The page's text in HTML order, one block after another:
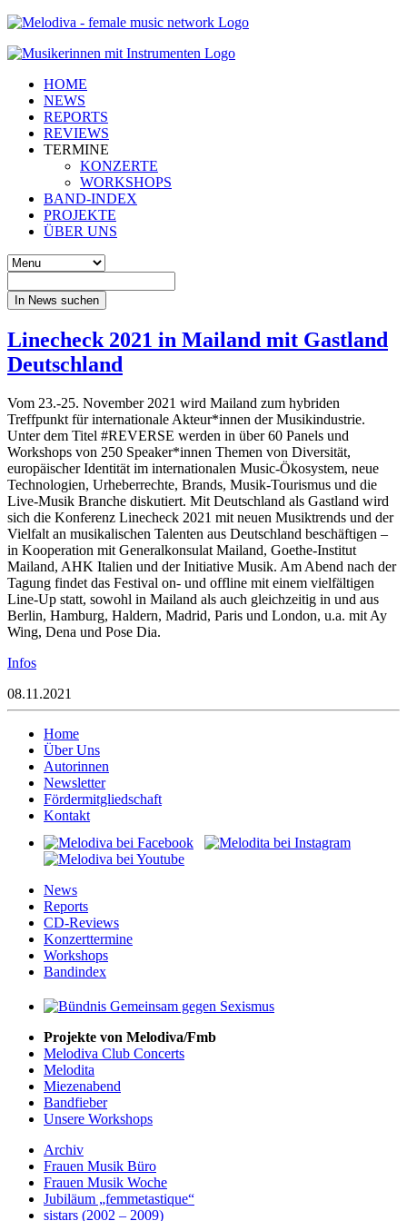
HOME
NEWS
REPORTS
REVIEWS
TERMINE
KONZERTE
WORKSHOPS
BAND-INDEX
PROJEKTE
ÜBER UNS
In News suchen
Linecheck 2021 in Mailand mit Gastland
Deutschland
Vom 23.-25. November 2021 wird Mailand zum hybriden
Treffpunkt für internationale Akteur*innen der Musikindustrie.
Unter dem Titel #REVERSE werden in über 60 Panels und
Workshops von 250 Speaker*innen Themen von Diversität,
europäischer Identität im internationalen Music-Ökosystem, neue
Technologien, Urheberrechte, Brands, Musik-Tourismus und die
Live-Musik Branche diskutiert. Mit Deutschland als Gastland wird
sich die Konferenz Linecheck 2021 mit neuen Musiktrends und der
Vielfalt an musikalischen Talenten aus Deutschland beschäftigen –
in Kooperation mit Generalkonsulat Mailand, Goethe-Institut
Mailand, AHK Italien und der Initiative Musik. Am Abend nach der
Tagung findet das Festival on- und offline mit einem vielfältigen
Line-Up statt, sowohl in Mailand als auch gleichzeitig in und aus
Berlin, Hamburg, Haldern, Madrid, Paris und London, u.a. mit Ay
Wing, Dena und Pose Dia.
Infos
08.11.2021
Home
Über Uns
Autorinnen
Newsletter
Fördermitgliedschaft
Kontakt
News
Reports
CD-Reviews
Konzerttermine
Workshops
Bandindex
Projekte von Melodiva/Fmb
Melodiva Club Concerts
Melodita
Miezenabend
Bandfieber
Unsere Workshops
Archiv
Frauen Musik Büro
Frauen Musik Woche
Jubiläum „femmetastique“
sistars (2002 – 2009)